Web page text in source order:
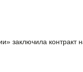
заключила контракт